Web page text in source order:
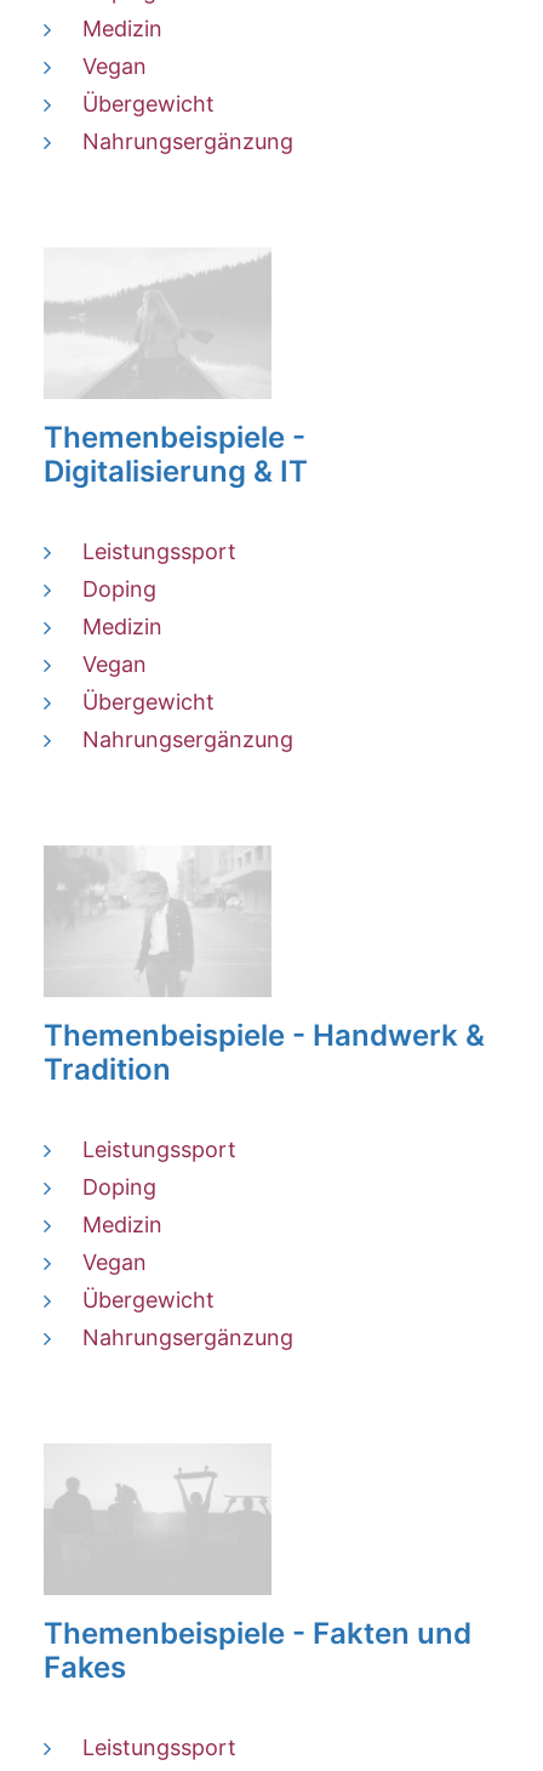
Medizin
Vegan
Übergewicht
Nahrungsergänzung
Themenbeispiele -
Digitalisierung & IT
Leistungssport
Doping
Medizin
Vegan
Übergewicht
Nahrungsergänzung
Themenbeispiele - Handwerk &
Tradition
Leistungssport
Doping
Medizin
Vegan
Übergewicht
Nahrungsergänzung
Themenbeispiele - Fakten und
Fakes
Leistungssport